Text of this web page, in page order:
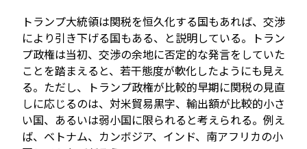
トランプ大統領は関税を恒久化する国もあれば、交渉
により引き下げる国もある、と説明している。トラン
プ政権は当初、交渉の余地に否定的な発言をしていた
ことを踏まえると、若干態度が軟化したようにも見え
る。ただし、トランプ政権が比較的早期に関税の見直
しに応じるのは、対米貿易黒字、輸出額が比較的小さ
い国、あるいは弱小国に限られると考えられる。例え
ば、ベトナム、カンボジア、インド、南アフリカの小